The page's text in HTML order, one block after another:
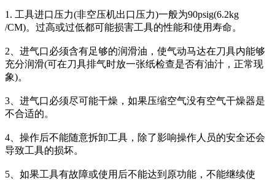
1. 工具进口压力(非空压机出口压力)一般为90psig(6.2kg
/CM)。过高或过低都可能损害工具的性能和使用寿命。
2、进气口必须含有足够的润滑油，使气动马达在刀具内能够
充分润滑(可在刀具排气时放一张纸检查是否有油汁，正常现
象)。
3、进气口必须尽可能干燥，如果压缩空气没有空气干燥器是
不合适的。
4、操作后不能随意拆卸工具，除了影响操作人员的安全还会
导致工具的损坏。
5、如果工具有故障或使用后不能达到原功能，不能继续使